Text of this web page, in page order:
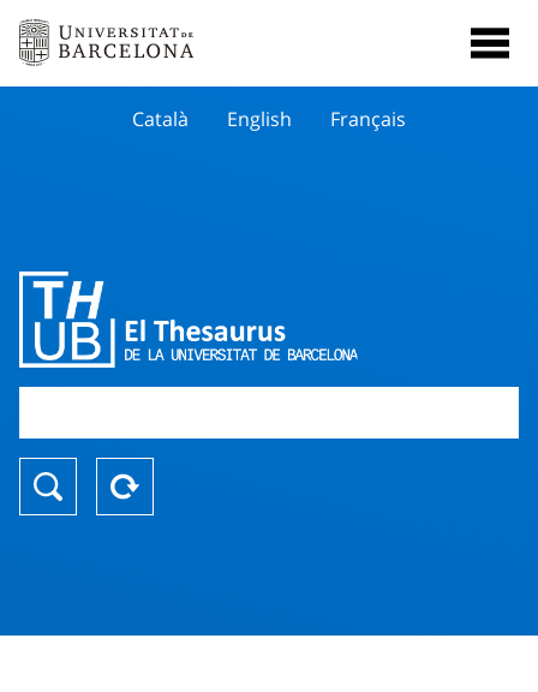
Català English Français